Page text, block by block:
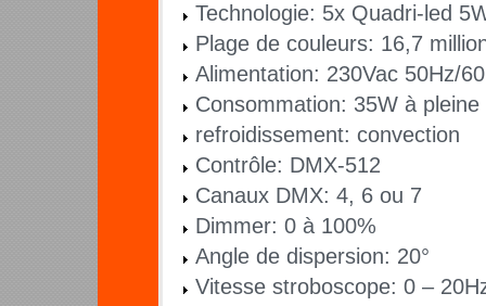
Technologie: 5x Quadri-led
Plage de couleurs: 16,7
Alimentation: 230Vac 50Hz/
Consommation: 35W à pleine
refroidissement: convection
Contrôle: DMX-512
Canaux DMX: 4, 6 ou 7
Dimmer: 0 à 100%
Angle de dispersion: 20°
Vitesse stroboscope: 0 –